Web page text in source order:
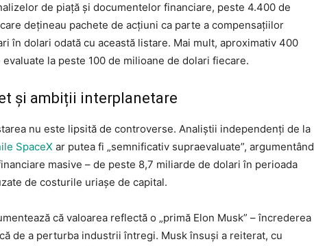
de piață și documentelor financiare, peste 4.400 de
dețineau pachete de acțiuni ca parte a compensațiilor
în dolari odată cu această listare. Mai mult, aproximativ 400
la peste 100 de milioane de dolari fiecare.
și ambiții interplanetare
nu este lipsită de controverse. Analiștii independenți de la
SpaceX ar putea fi „semnificativ supraevaluate”, argumentând
masive – de peste 8,7 miliarde de dolari în perioada
de costurile uriașe de capital.
că valoarea reflectă o „primă Elon Musk” – încrederea
de a perturba industrii întregi. Musk însuși a reiterat, cu